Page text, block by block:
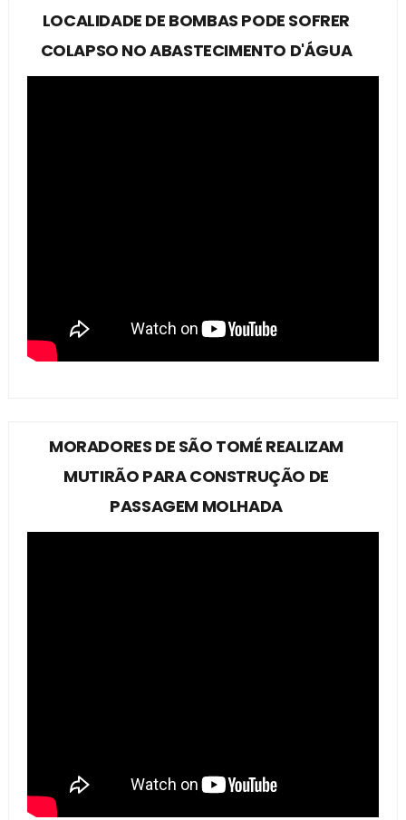
LOCALIDADE DE BOMBAS PODE SOFRER
COLAPSO NO ABASTECIMENTO D'ÁGUA
MORADORES DE SÃO TOMÉ REALIZAM
MUTIRÃO PARA CONSTRUÇÃO DE
PASSAGEM MOLHADA